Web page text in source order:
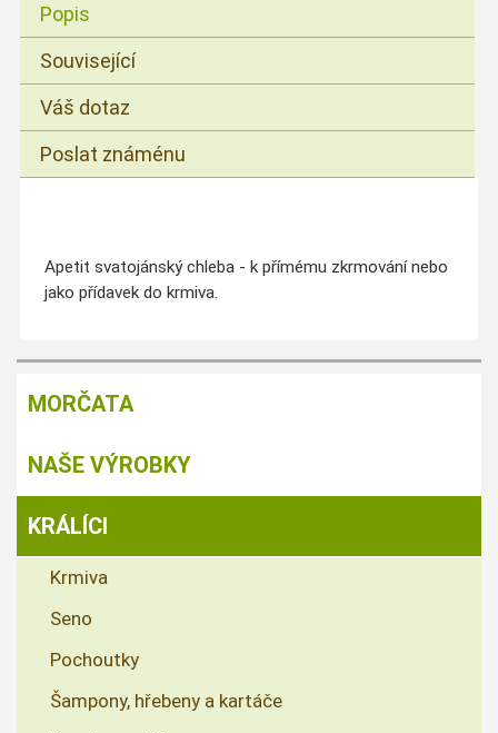
Popis
Související
Váš dotaz
Poslat známénu
Apetit svatojánský chleba - k přímému zkrmování nebo
jako přídavek do krmiva.
MORČATA
NAŠE VÝROBKY
KRÁLÍCI
Krmiva
Seno
Pochoutky
Šampony, hřebeny a kartáče